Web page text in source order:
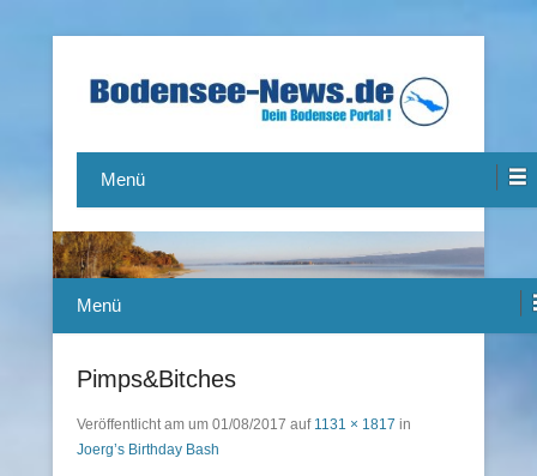
Bodensee-News.de
Menü
Menü
Pimps&Bitches
Veröffentlicht am um 01/08/2017 auf 1131 × 1817 in
Joerg’s Birthday Bash